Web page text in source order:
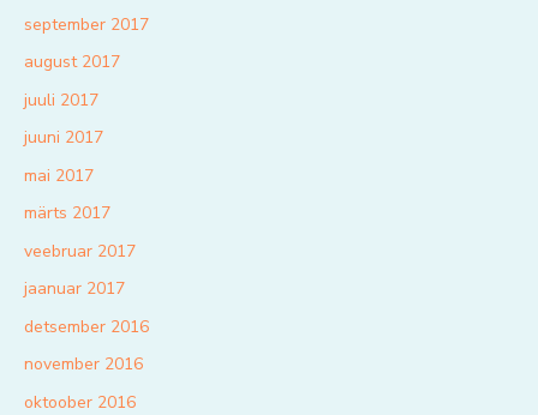
september 2017
august 2017
juuli 2017
juuni 2017
mai 2017
märts 2017
veebruar 2017
jaanuar 2017
detsember 2016
november 2016
oktoober 2016